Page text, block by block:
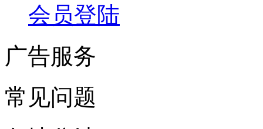
会员登陆
广告服务
常见问题